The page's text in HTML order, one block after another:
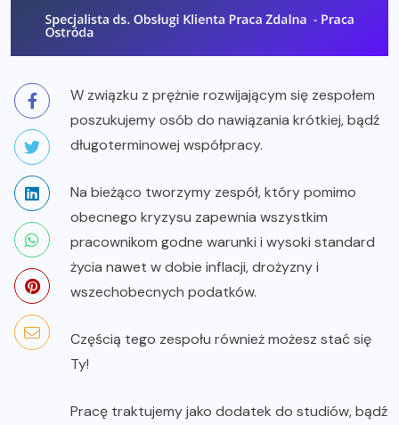
W związku z prężnie rozwijającym się zespołem
poszukujemy osób do nawiązania krótkiej, bądź
długoterminowej współpracy.
Na bieżąco tworzymy zespół, który pomimo
obecnego kryzysu zapewnia wszystkim
pracownikom godne warunki i wysoki standard
życia nawet w dobie inflacji, drożyzny i
wszechobecnych podatków.
Częścią tego zespołu również możesz stać się
Ty!
Pracę traktujemy jako dodatek do studiów, bądź